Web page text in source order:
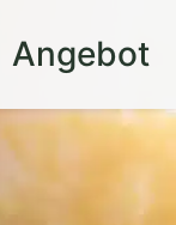
Angebot